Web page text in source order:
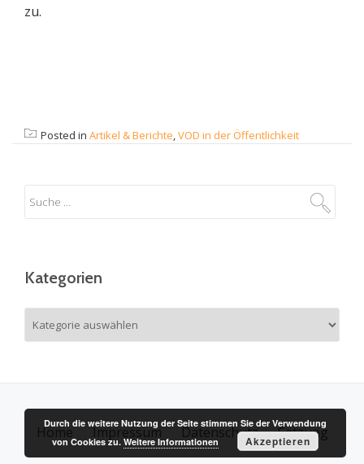
zu.
Posted in Artikel & Berichte,VOD in der Öffentlichkeit
Kategorien
Home Impressum Datenschutz Satzung
Durch die weitere Nutzung der Seite stimmen Sie der Verwendung
von Cookies zu. Weitere Informationen Akzeptieren